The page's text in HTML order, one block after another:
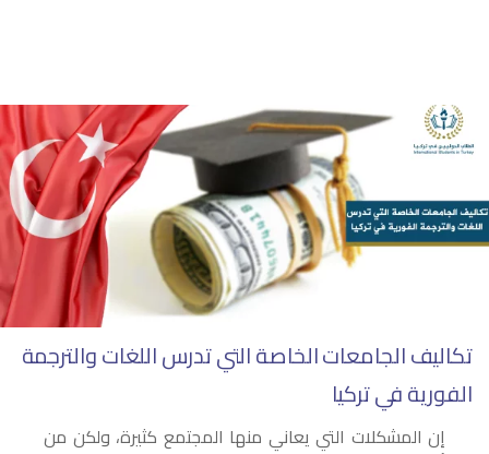
تكاليف الجامعات الخاصة التي تدرس اللغات والترجمة
الفورية في تركيا
إن المشكلات التي يعاني منها المجتمع كثيرة، ولكن من